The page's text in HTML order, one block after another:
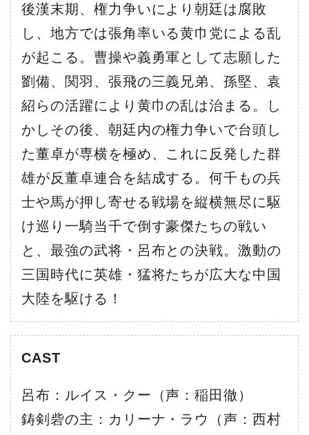
後漢末期、権力争いにより朝廷は腐敗
し、地方では張角率いる黄巾党による乱
が起こる。曹操や義勇軍として志願した
劉備、関羽、張飛の三義兄弟、孫堅、袁
紹らの活躍により黄巾の乱は治まる。し
かしその後、朝廷内の権力争いで台頭し
た董卓が専横を極め、これに反発した群
雄が反董卓連合を結成する。何千もの兵
士や馬が押し寄せる戦場を縦横無尽に駆
け巡り一騎当千で倒す豪傑たちの戦い
と、最強の武将・呂布との決戦。激動の
三国時代に英雄・猛将たちが広大な中国
大陸を駆ける！
CAST
呂布：ルイス・クー（声：稲田徹）
鋳剣砦の主：カリーナ・ラウ（声：西村